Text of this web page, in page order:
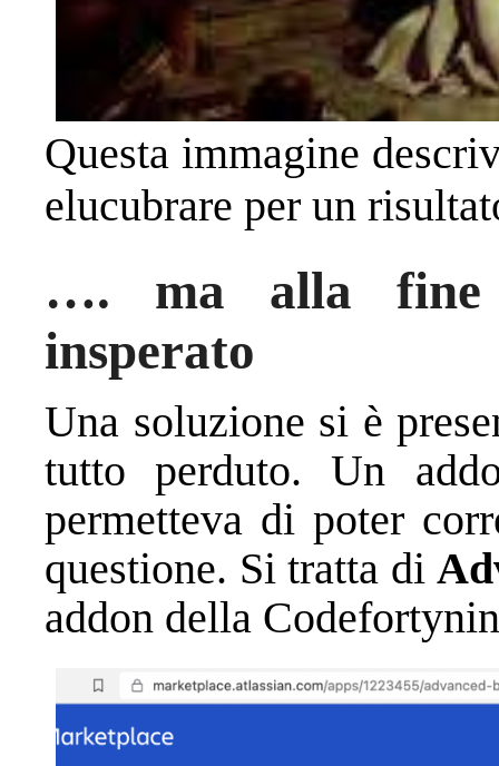
Questa immagine
elucubrare per un
…. ma alla fine
insperato
Una soluzione si è
tutto perduto. Un
permetteva di poter
questione. Si tratta di
addon della